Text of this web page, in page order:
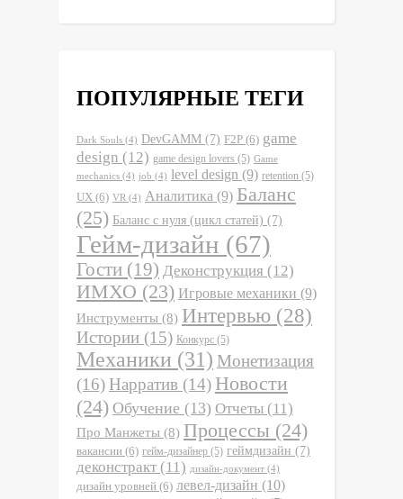
ПОПУЛЯРНЫЕ ТЕГИ
Dark Souls (4) DevGAMM (7) F2P (6) game
design (12) game design lovers (5) Game
mechanics (4) job (4) level design (9) retention (5)
UX (6) VR (4) Аналитика (9) Баланс
(25) Баланс с нуля (цикл статей) (7)
Гейм-дизайн (67)
Гости (19) Деконструкция (12)
ИМХО (23) Игровые механики (9)
Инструменты (8) Интервью (28)
Истории (15) Конкурс (5)
Механики (31) Монетизация
(16) Нарратив (14) Новости
(24) Обучение (13) Отчеты (11)
Про Манжеты (8) Процессы (24)
вакансии (6) гейм-дизайнер (5) геймдизайн (7)
деконстракт (11) дизайн-документ (4)
дизайн уровней (6) левел-дизайн (10)